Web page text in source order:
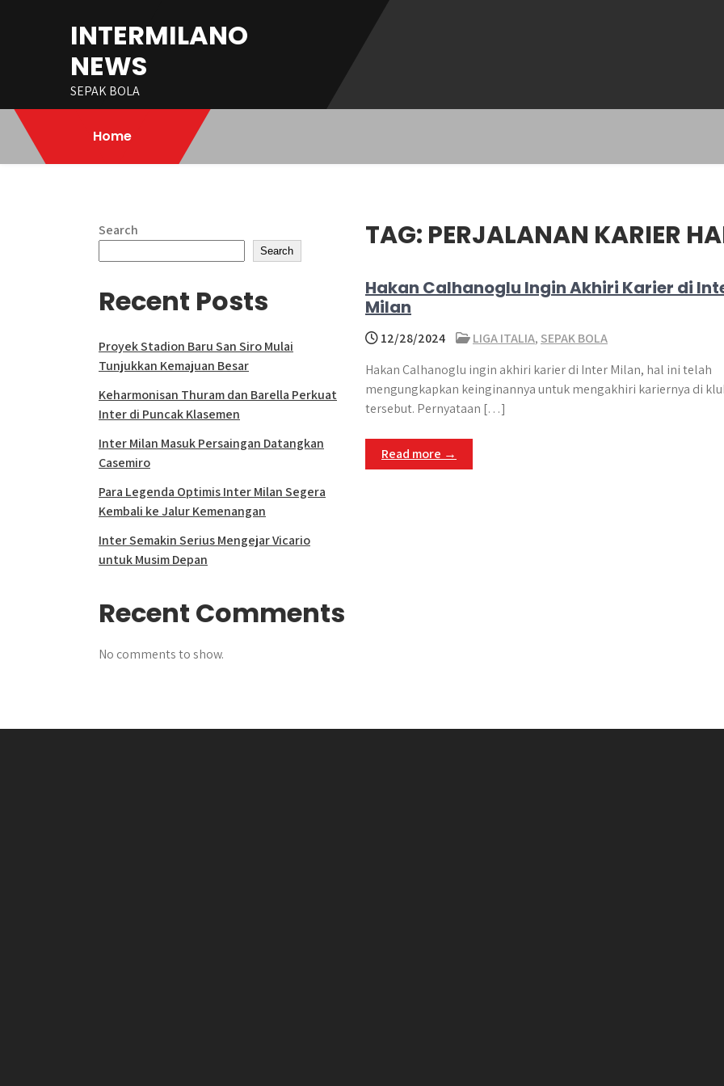
INTERMILANO
NEWS
SEPAK BOLA
Home
TAG: PERJALANAN KARIER
Hakan Calhanoglu Ingin Akhiri Karier di
Milan
12/28/2024 LIGA ITALIA, SEPAK BOLA
Hakan Calhanoglu ingin akhiri karier di Inter Milan, hal ini telah
mengungkapkan keinginannya untuk mengakhiri kariernya di
tersebut.​ Pernyataan […]
Read more →
Search
Search
Recent Posts
Proyek Stadion Baru San Siro Mulai
Tunjukkan Kemajuan Besar
Keharmonisan Thuram dan Barella Perkuat
Inter di Puncak Klasemen
Inter Milan Masuk Persaingan Datangkan
Casemiro
Para Legenda Optimis Inter Milan Segera
Kembali ke Jalur Kemenangan
Inter Semakin Serius Mengejar Vicario
untuk Musim Depan
Recent Comments
No comments to show.